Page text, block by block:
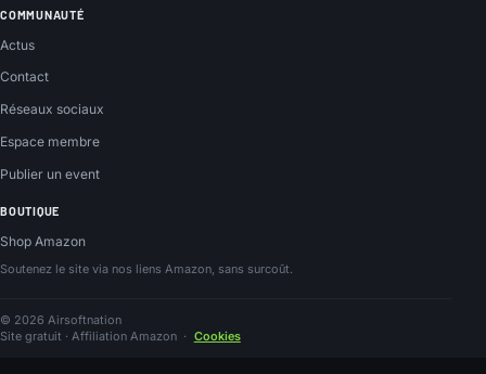
COMMUNAUTÉ
Actus
Contact
Réseaux sociaux
Espace membre
Publier un event
BOUTIQUE
Shop Amazon
Soutenez le site via nos liens Amazon, sans surcoût.
© 2026 Airsoftnation
Site gratuit · Affiliation Amazon · Cookies